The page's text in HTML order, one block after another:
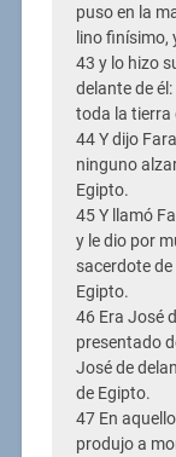
puso en la
lino finísimo,
43 y lo hizo
delante de
toda la tierra
44 Y dijo
ninguno
Egipto.
45 Y llamó
y le dio por
sacerdote
Egipto.
46 Era José
presentado
José de
de Egipto.
47 En
produjo a